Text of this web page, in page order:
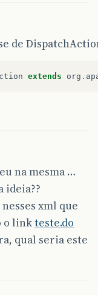
de
extends org .
na mesma …
ideia??
xml que
o linkteste.do
qual seria este